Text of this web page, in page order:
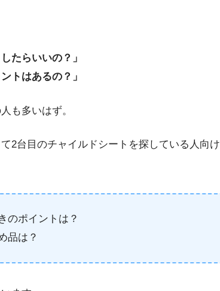
たらいいの？」
トはあるの？」
も多いはず。
2台目のチャイルドシートを探している人向け
のポイントは？
品は？